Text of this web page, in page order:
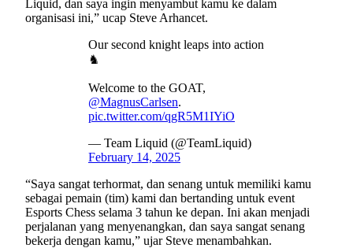
Liquid, dan saya ingin menyambut kamu ke dalam
organisasi ini,” ucap Steve Arhancet.
Our second knight leaps into action
♞
Welcome to the GOAT,
@MagnusCarlsen.
pic.twitter.com/qgR5M1IYiO
— Team Liquid (@TeamLiquid)
February 14, 2025
“Saya sangat terhormat, dan senang untuk memiliki kamu
sebagai pemain (tim) kami dan bertanding untuk event
Esports Chess selama 3 tahun ke depan. Ini akan menjadi
perjalanan yang menyenangkan, dan saya sangat senang
bekerja dengan kamu,” ujar Steve menambahkan.